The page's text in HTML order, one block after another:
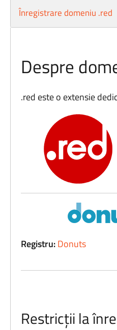
Înregistrare domeniu .red
Despre
.red este o extensie
Registru:Donuts
Restricții la